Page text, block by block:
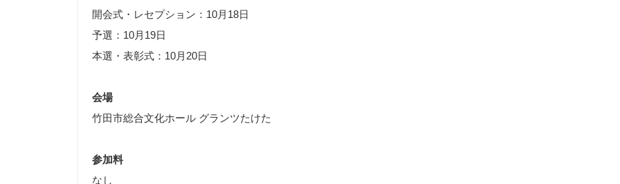
開会式・レセプション：10月18日
予選：10月19日
本選・表彰式：10月20日
会場
竹田市総合文化ホール グランツたけた
参加料
なし